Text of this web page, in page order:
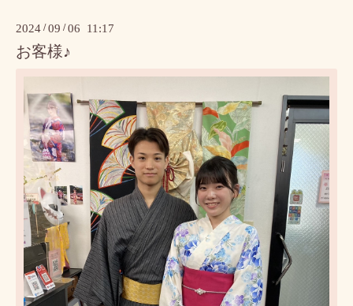
2024 /09 /06 11:17
お客様♪